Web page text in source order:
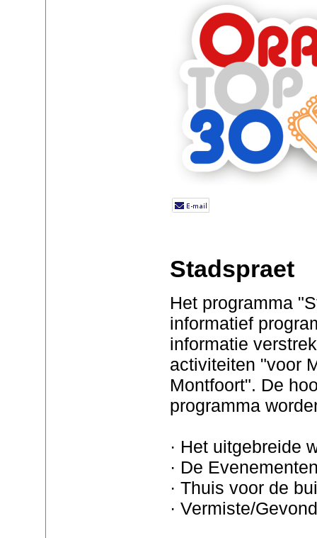
Stadspraet
Het programma
informatief
informatie
activiteiten "voor
Montfoort". De
programma
· Het uitgebreide
· De
· Thuis voor de
· Vermiste/